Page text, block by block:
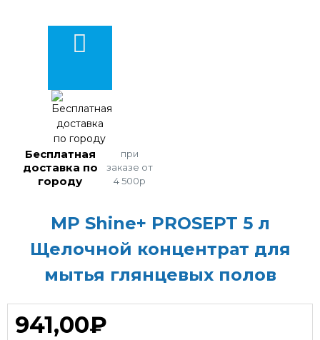
Бесплатная
доставка по
городу
при
заказе от
4 500р
MP Shine+ PROSEPT 5 л
Щелочной концентрат для
мытья глянцевых полов
941,00₽